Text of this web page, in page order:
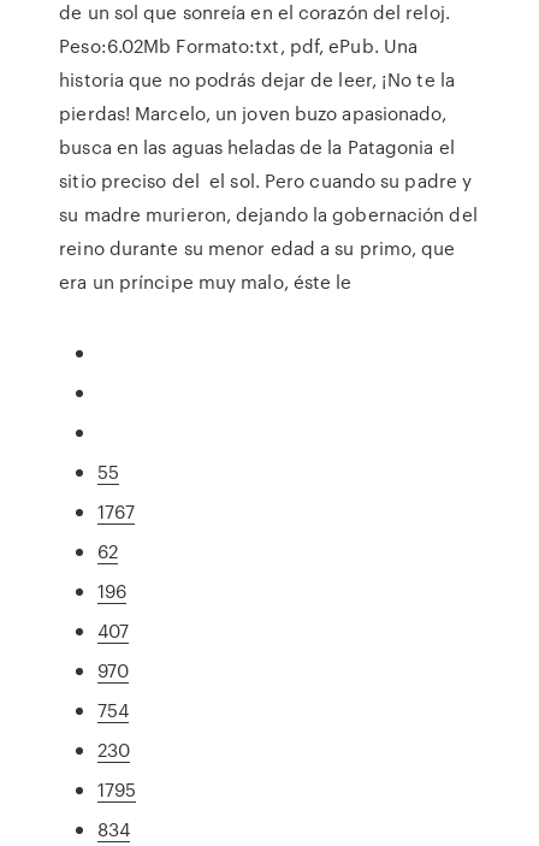
de un sol que sonreía en el corazón del reloj.
Peso:6.02Mb Formato:txt, pdf, ePub. Una
historia que no podrás dejar de leer, ¡No te la
pierdas! Marcelo, un joven buzo apasionado,
busca en las aguas heladas de la Patagonia el
sitio preciso del el sol. Pero cuando su padre y
su madre murieron, dejando la gobernación del
reino durante su menor edad a su primo, que
era un príncipe muy malo, éste le
55
1767
62
196
407
970
754
230
1795
834